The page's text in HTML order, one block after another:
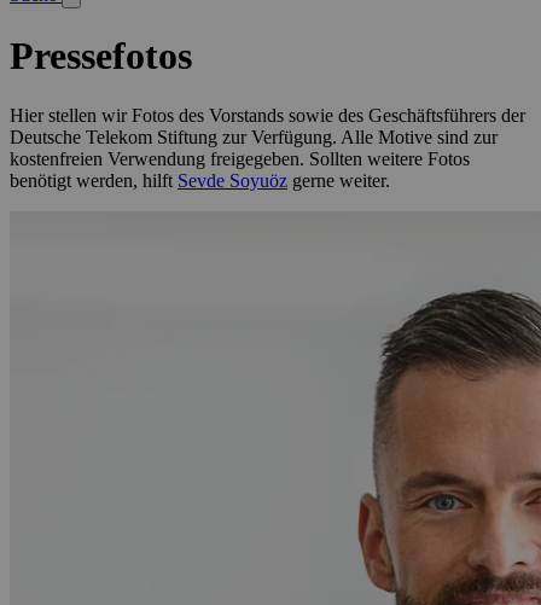
Pressefotos
Hier stellen wir Fotos des Vorstands sowie des Geschäftsführers der
Deutsche Telekom Stiftung zur Verfügung. Alle Motive sind zur
kostenfreien Verwendung freigegeben. Sollten weitere Fotos
benötigt werden, hilft Sevde Soyuöz gerne weiter.